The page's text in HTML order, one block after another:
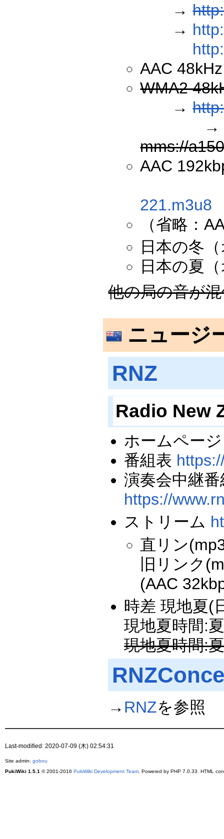
→
→
AAC
WMA2
→
→
mms://
AAC
221.m3u8
（省略：
日本の冬
日本の夏
他の局の音が
ニュージ
RNZ
Radio New
ホームペー
番組表
演奏会中継
https://
ストリーム
直リン
旧リンク
(AAC
時差 現地夏(
現地夏時間:
現地夏時間:
→ RNZを参照
Last-modified: 2020-07-09 (木) 02:54:31
Site admin: gobou
PukiWiki 1.5.1 © 2001-2016 PukiWiki Development Team. Powered by PHP 7.0.33. HTML